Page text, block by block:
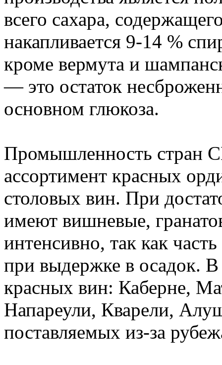
всего сахара,
накапливается 9-14 %
кроме вермута и
— это остаток
основном глюкоза.
Промышленность стран
ассортимент красных
столовых вин. При
имеют вишневые,
интенсивно, так как
при выдержке в осадок.
красных вин: Каберне,
Напареули, Кварели,
поставляемых из-за